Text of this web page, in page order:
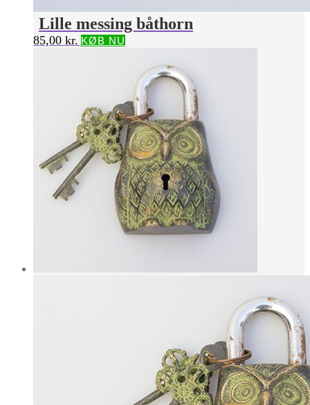
Lille messing båthorn
85,00 kr. KØB NU